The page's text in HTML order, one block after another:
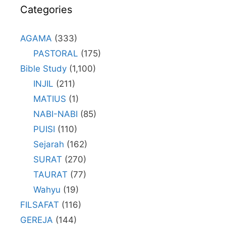
Categories
AGAMA (333)
PASTORAL (175)
Bible Study (1,100)
INJIL (211)
MATIUS (1)
NABI-NABI (85)
PUISI (110)
Sejarah (162)
SURAT (270)
TAURAT (77)
Wahyu (19)
FILSAFAT (116)
GEREJA (144)